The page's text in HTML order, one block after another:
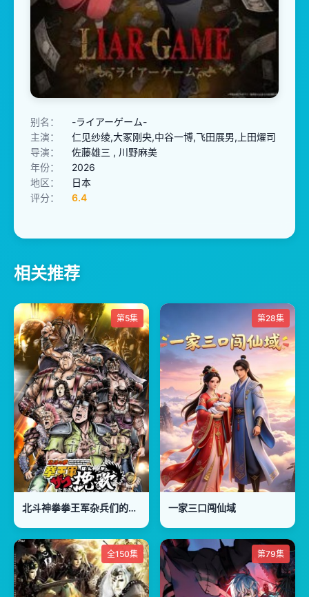
别名：
-ライアーゲーム-
主演：
仁见纱绫,大冢刚央,中谷一博,飞田展男,上田燿司
导演：
佐藤雄三 , 川野麻美
年份：
2026
地区：
日本
评分：
6.4
相关推荐
第5集
北斗神拳拳王军杂兵们的挽歌第二季
第28集
一家三口闯仙域
全150集 第79集